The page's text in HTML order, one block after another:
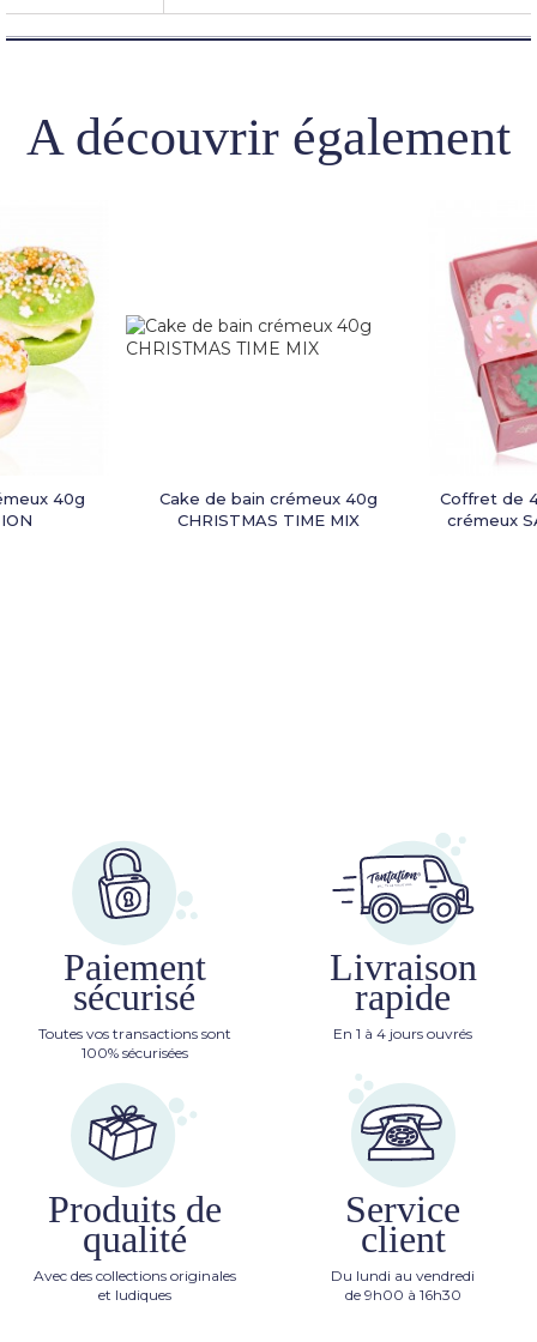
A découvrir également
40g
Cake de bain crémeux 40g
CHRISTMAS TIME MIX
Coffret de
crémeux
Paiement
sécurisé
Toutes vos transactions sont
100% sécurisées
Livraison
rapide
En 1 à 4 jours ouvrés
Produits de
qualité
Avec des collections originales
et ludiques
Service
client
Du lundi au vendredi
de 9h00 à 16h30